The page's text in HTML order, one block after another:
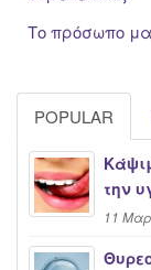
Το πρόσωπο
POPULAR
την
11